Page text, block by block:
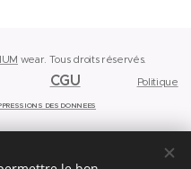
IUM wear. Tous droits réservés.
CGU
Politique
DES DONNEES